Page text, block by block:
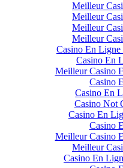
Meilleur
Meilleur
Meilleur
Meilleur
Casino En
Casino En
Meilleur Casino
Casino
Casino En
Casino Not
Casino En
Casino
Meilleur Casino
Meilleur
Casino En